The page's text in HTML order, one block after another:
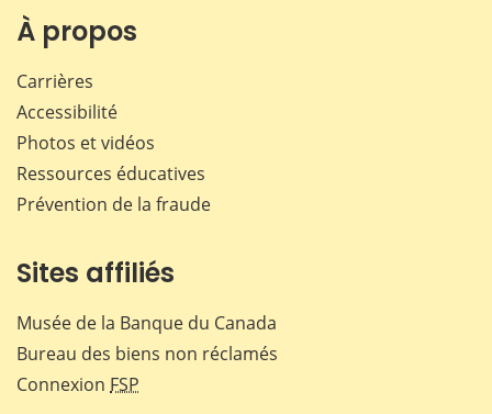
À propos
Carrières
Accessibilité
Photos et vidéos
Ressources éducatives
Prévention de la fraude
Sites affiliés
Musée de la Banque du Canada
Bureau des biens non réclamés
Connexion FSP